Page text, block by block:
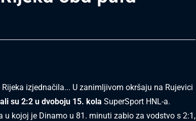
izjednačila... U zanimljivom okršaju na Rujevici
su 2:2 u dvoboju 15. kola SuperSport HNL-a.
u kojoj je Dinamo u 81. minuti zabio za vodstvo s 2:1,